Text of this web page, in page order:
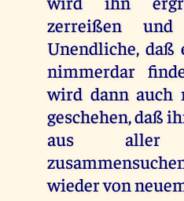
zerreißen
Unendliche, daß
nimmerdar
wird dann auch
geschehen, daß
aus aller
wieder von